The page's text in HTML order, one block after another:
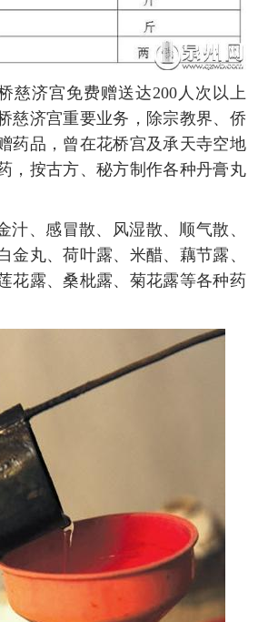
慈济宫免费赠送达200人次以上
慈济宫重要业务，除宗教界、侨
药品，曾在花桥宫及承天寺空地
，按古方、秘方制作各种丹膏丸
汁、感冒散、风湿散、顺气散、
金丸、荷叶露、米醋、藕节露、
花露、桑枇露、菊花露等各种药